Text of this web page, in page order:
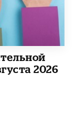
2026